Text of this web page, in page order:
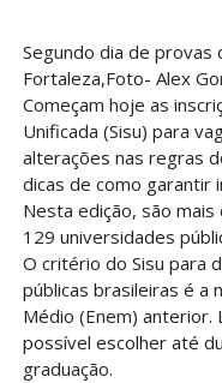
Segundo dia de provas
Fortaleza,Foto- Alex
Começam hoje as
Unificada (Sisu) para
alterações nas regras
dicas de como garantir
Nesta edição, são
129 universidades
O critério do Sisu para
públicas brasileiras é a
Médio (Enem)
possível escolher até
graduação.